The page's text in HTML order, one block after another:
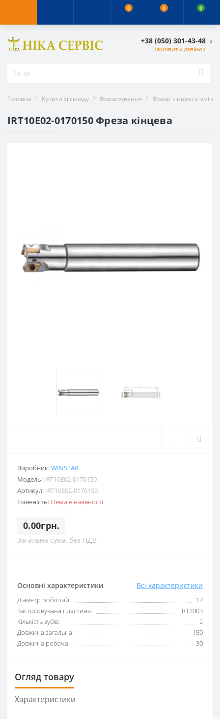
0 0 0
+38 (050) 301-43-48
Замовити дзвінок
Головна Купити зі складу Фрезерування Фрези кінцеві зі
IRT10E02-0170150 Фреза кінцева
Виробник:WINSTAR
Модель: IRT10E02-0170150
Артикул: IRT10E02-0170150
Наявність: Нема в наявності
0.00грн.
Загальна сума, без ПДВ
Основні характеристики Всі характеристики
Діаметр робочий:
17
Застосовувана пластина:
RT1003
Кількість зубів:
2
Довжина загальна:
150
Довжина робоча:
30
Огляд товару
Характеристики